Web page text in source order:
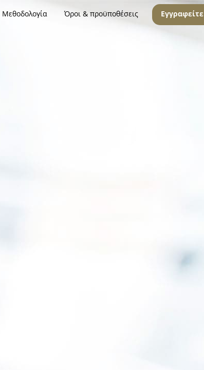
Μεθοδολογία Όροι & προϋποθέσεις Εγγραφείτε